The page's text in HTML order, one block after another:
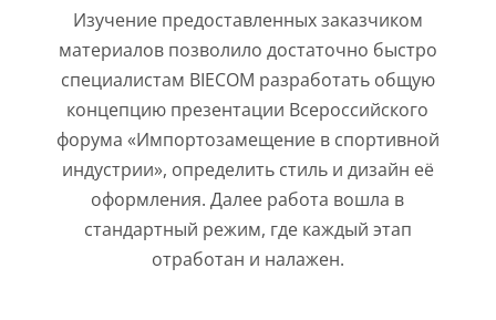
Изучение предоставленных заказчиком
материалов позволило достаточно быстро
специалистам BIECOM разработать общую
концепцию презентации Всероссийского
форума «Импортозамещение в спортивной
индустрии», определить стиль и дизайн её
оформления. Далее работа вошла в
стандартный режим, где каждый этап
отработан и налажен.